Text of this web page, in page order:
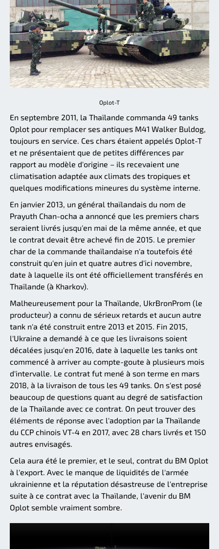
Oplot-T
En septembre 2011, la Thaïlande commanda 49 tanks
Oplot pour remplacer ses antiques M41 Walker Buldog,
toujours en service. Ces chars étaient appelés Oplot-T
et ne présentaient que de petites différences par
rapport au modèle d'origine – ils recevaient une
climatisation adaptée aux climats des tropiques et
quelques modifications mineures du système interne.
En janvier 2013, un général thaïlandais du nom de
Prayuth Chan-ocha a annoncé que les premiers chars
seraient livrés jusqu'en mai de la même année, et que
le contrat devait être achevé fin de 2015. Le premier
char de la commande thaïlandaise n'a toutefois été
construit qu'en juin et quatre autres d'ici novembre,
date à laquelle ils ont été officiellement transférés en
Thaïlande (à Kharkov).
Malheureusement pour la Thaïlande, UkrBronProm (le
producteur) a connu de sérieux retards et aucun autre
tank n'a été construit entre 2013 et 2015. Fin 2015,
l'Ukraine a demandé à ce que les livraisons soient
décalées jusqu'en 2016, date à laquelle les tanks ont
commencé à arriver au compte-goute à plusieurs mois
d'intervalle. Le contrat fut mené à son terme en mars
2018, à la livraison de tous les 49 tanks. On s'est posé
beaucoup de questions quant au degré de satisfaction
de la Thaïlande avec ce contrat. On peut trouver des
éléments de réponse avec l'adoption par la Thaïlande
du CCP chinois VT-4 en 2017, avec 28 chars livrés et 150
autres envisagés.
Cela aura été le premier, et le seul, contrat du BM Oplot
à l'export. Avec le manque de liquidités de l'armée
ukrainienne et la réputation désastreuse de l'entreprise
suite à ce contrat avec la Thaïlande, l'avenir du BM
Oplot semble vraiment sombre.